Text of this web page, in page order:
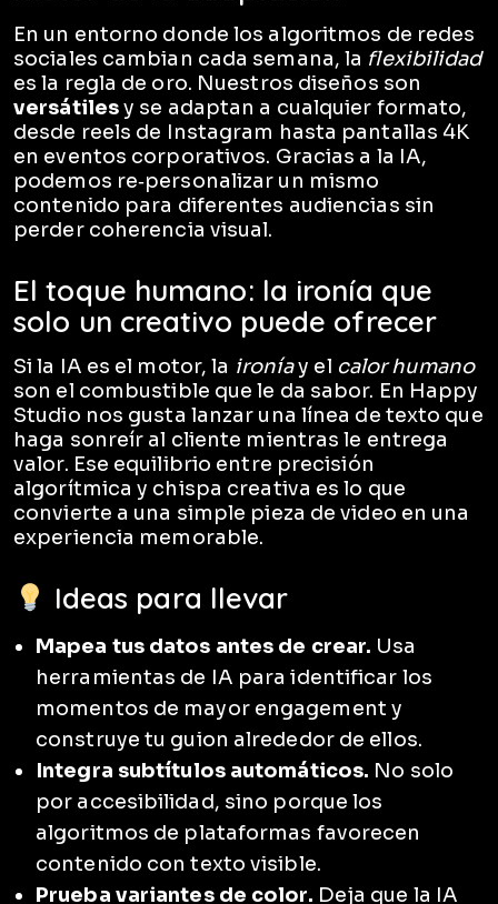
En un entorno donde los algoritmos de redes
sociales cambian cada semana, la flexibilidad
es la regla de oro. Nuestros diseños son
versátilesy se adaptan a cualquier formato,
desde reels de Instagram hasta pantallas 4K
en eventos corporativos. Gracias a la IA,
podemos re‑personalizar un mismo
contenido para diferentes audiencias sin
perder coherencia visual.
El toque humano: la ironía que
solo un creativo puede ofrecer
Si la IA es el motor, la ironíay el calor humano
son el combustible que le da sabor. En Happy
Studio nos gusta lanzar una línea de texto que
haga sonreír al cliente mientras le entrega
valor. Ese equilibrio entre precisión
algorítmica y chispa creativa es lo que
convierte a una simple pieza de video en una
experiencia memorable.
Ideas para llevar
Mapea tus datos antes de crear. Usa
herramientas de IA para identificar los
momentos de mayor engagement y
construye tu guion alrededor de ellos.
Integra subtítulos automáticos. No solo
por accesibilidad, sino porque los
algoritmos de plataformas favorecen
contenido con texto visible.
Prueba variantes de color. Deja que la IA